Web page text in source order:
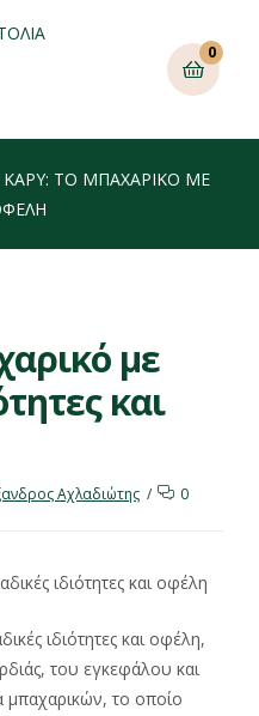
0
ΚΆΡΥ: ΤΟ ΜΠΑΧΑΡΙΚΌ ΜΕ
με
και
Αχλαδιώτης 0
ιδιότητες και οφέλη,
του εγκεφάλου και
μπαχαρικών, το οποίο